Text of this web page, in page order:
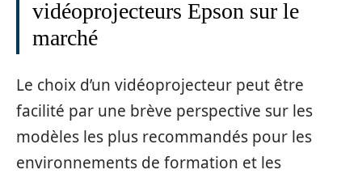
vidéoprojecteurs Epson sur le
marché
Le choix d’un vidéoprojecteur peut être
facilité par une brève perspective sur les
modèles les plus recommandés pour les
environnements de formation et les